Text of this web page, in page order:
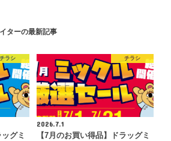
ターの最新記事
チラシ
グミ
チラシ
2026.7.1
【7月のお買い得品】ドラッグミ